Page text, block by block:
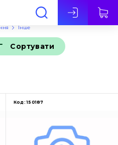
Інше
Сортувати
Код: 150187